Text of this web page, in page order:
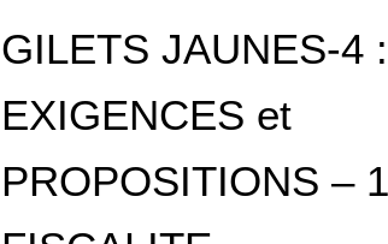
GILETS JAUNES-4
EXIGENCES et
PROPOSITIONS –